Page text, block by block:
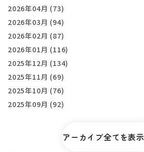
2026年04月 (73)
2026年03月 (94)
2026年02月 (87)
2026年01月 (116)
2025年12月 (134)
2025年11月 (69)
2025年10月 (76)
2025年09月 (92)
アーカイブ全てを表示